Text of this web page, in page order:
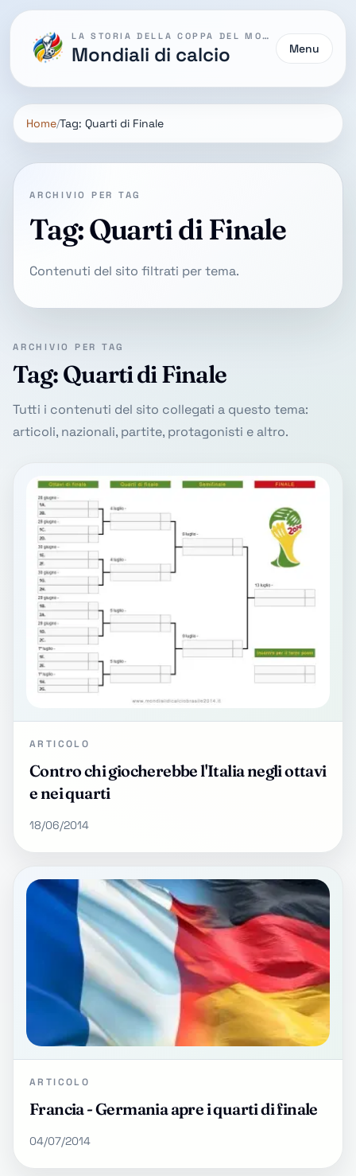
LA STORIA DELLA COPPA DEL MONDO
Mondiali di calcio Menu
Home Tag: Quarti di Finale
ARCHIVIO PER TAG
Tag: Quarti di Finale
Contenuti del sito filtrati per tema.
ARCHIVIO PER TAG
Tag: Quarti di Finale
Tutti i contenuti del sito collegati a questo tema:
articoli, nazionali, partite, protagonisti e altro.
ARTICOLO
Contro chi giocherebbe l'Italia negli ottavi
e nei quarti
18/06/2014
ARTICOLO
Francia - Germania apre i quarti di finale
04/07/2014